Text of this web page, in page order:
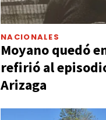
NACIONALES
Moyano quedó
refirió al
Arizaga